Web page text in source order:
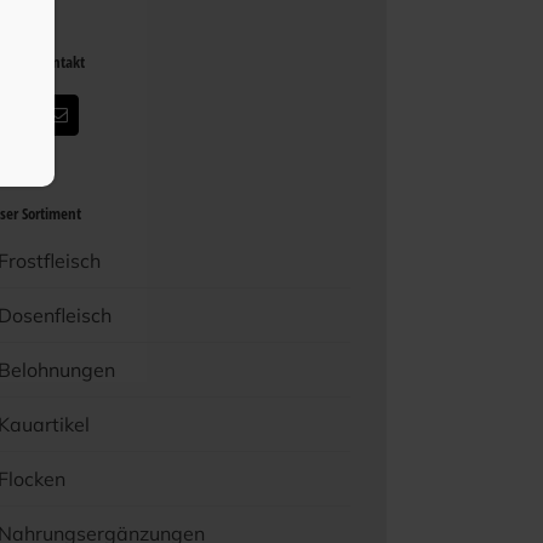
im Kontakt
Sortiment
Frostfleisch
Dosenfleisch
Belohnungen
Kauartikel
Flocken
Nahrungsergänzungen